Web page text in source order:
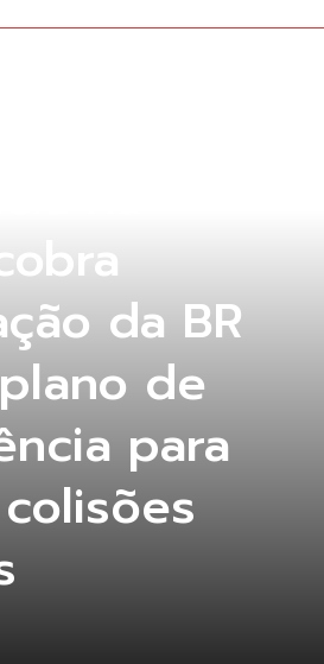
da BR
de
para